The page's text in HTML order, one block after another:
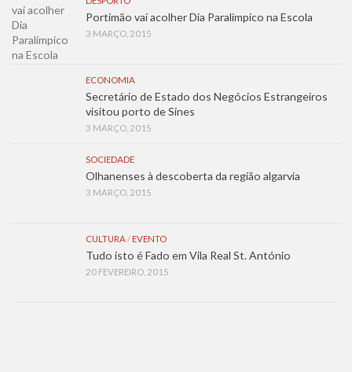
Portimão vai acolher Dia Paralímpico na Escola
3 MARÇO, 2015
ECONOMIA
Secretário de Estado dos Negócios Estrangeiros
visitou porto de Sines
3 MARÇO, 2015
SOCIEDADE
Olhanenses à descoberta da região algarvia
3 MARÇO, 2015
CULTURA/ EVENTO
Tudo isto é Fado em Vila Real St. António
20 FEVEREIRO, 2015